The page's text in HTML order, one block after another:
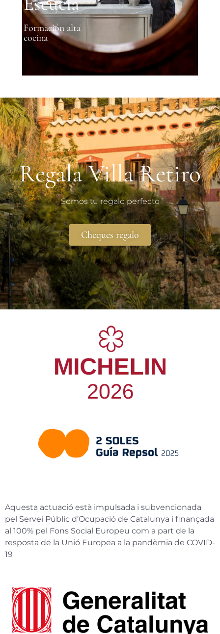
Formación alta
cocina
Regala Villa Retiro
Somos tu regalo perfecto
Cheques regalo
Aquesta actuació està impulsada i subvencionada
pel Servei Públic d’Ocupació de Catalunya i finançada
al 100% pel Fons Social Europeu com a part de la
resposta de la Unió Europea a la pandèmia de COVID-
19